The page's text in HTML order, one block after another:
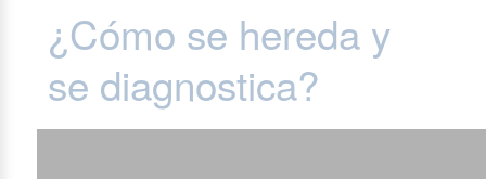
¿Cómo se hereda y
se diagnostica?